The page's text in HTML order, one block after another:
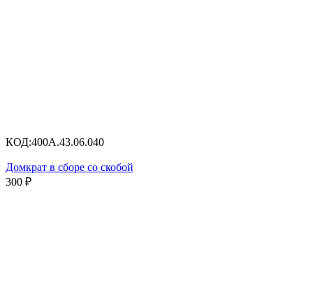
КОД:400А.43.06.040
Домкрат в сборе со скобой
300 ₽